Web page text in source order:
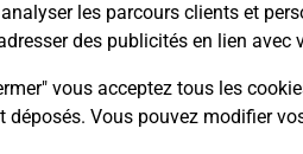
les parcours clients et
des publicités en lien avec
vous acceptez tous les
déposés. Vous pouvez modifier